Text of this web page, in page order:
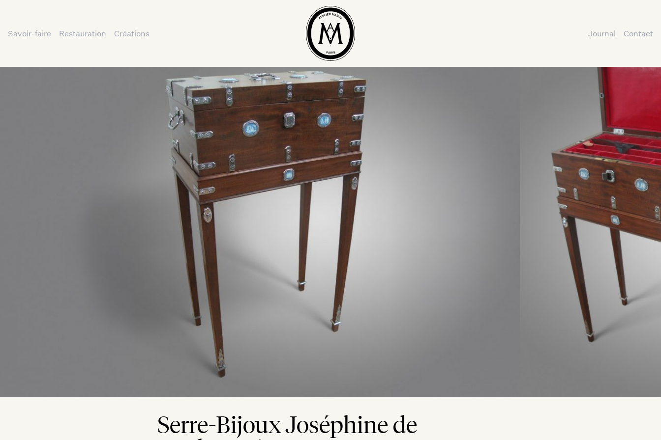
Savoir-faire Restauration Créations Journal Contact
Serre-Bijoux Joséphine de